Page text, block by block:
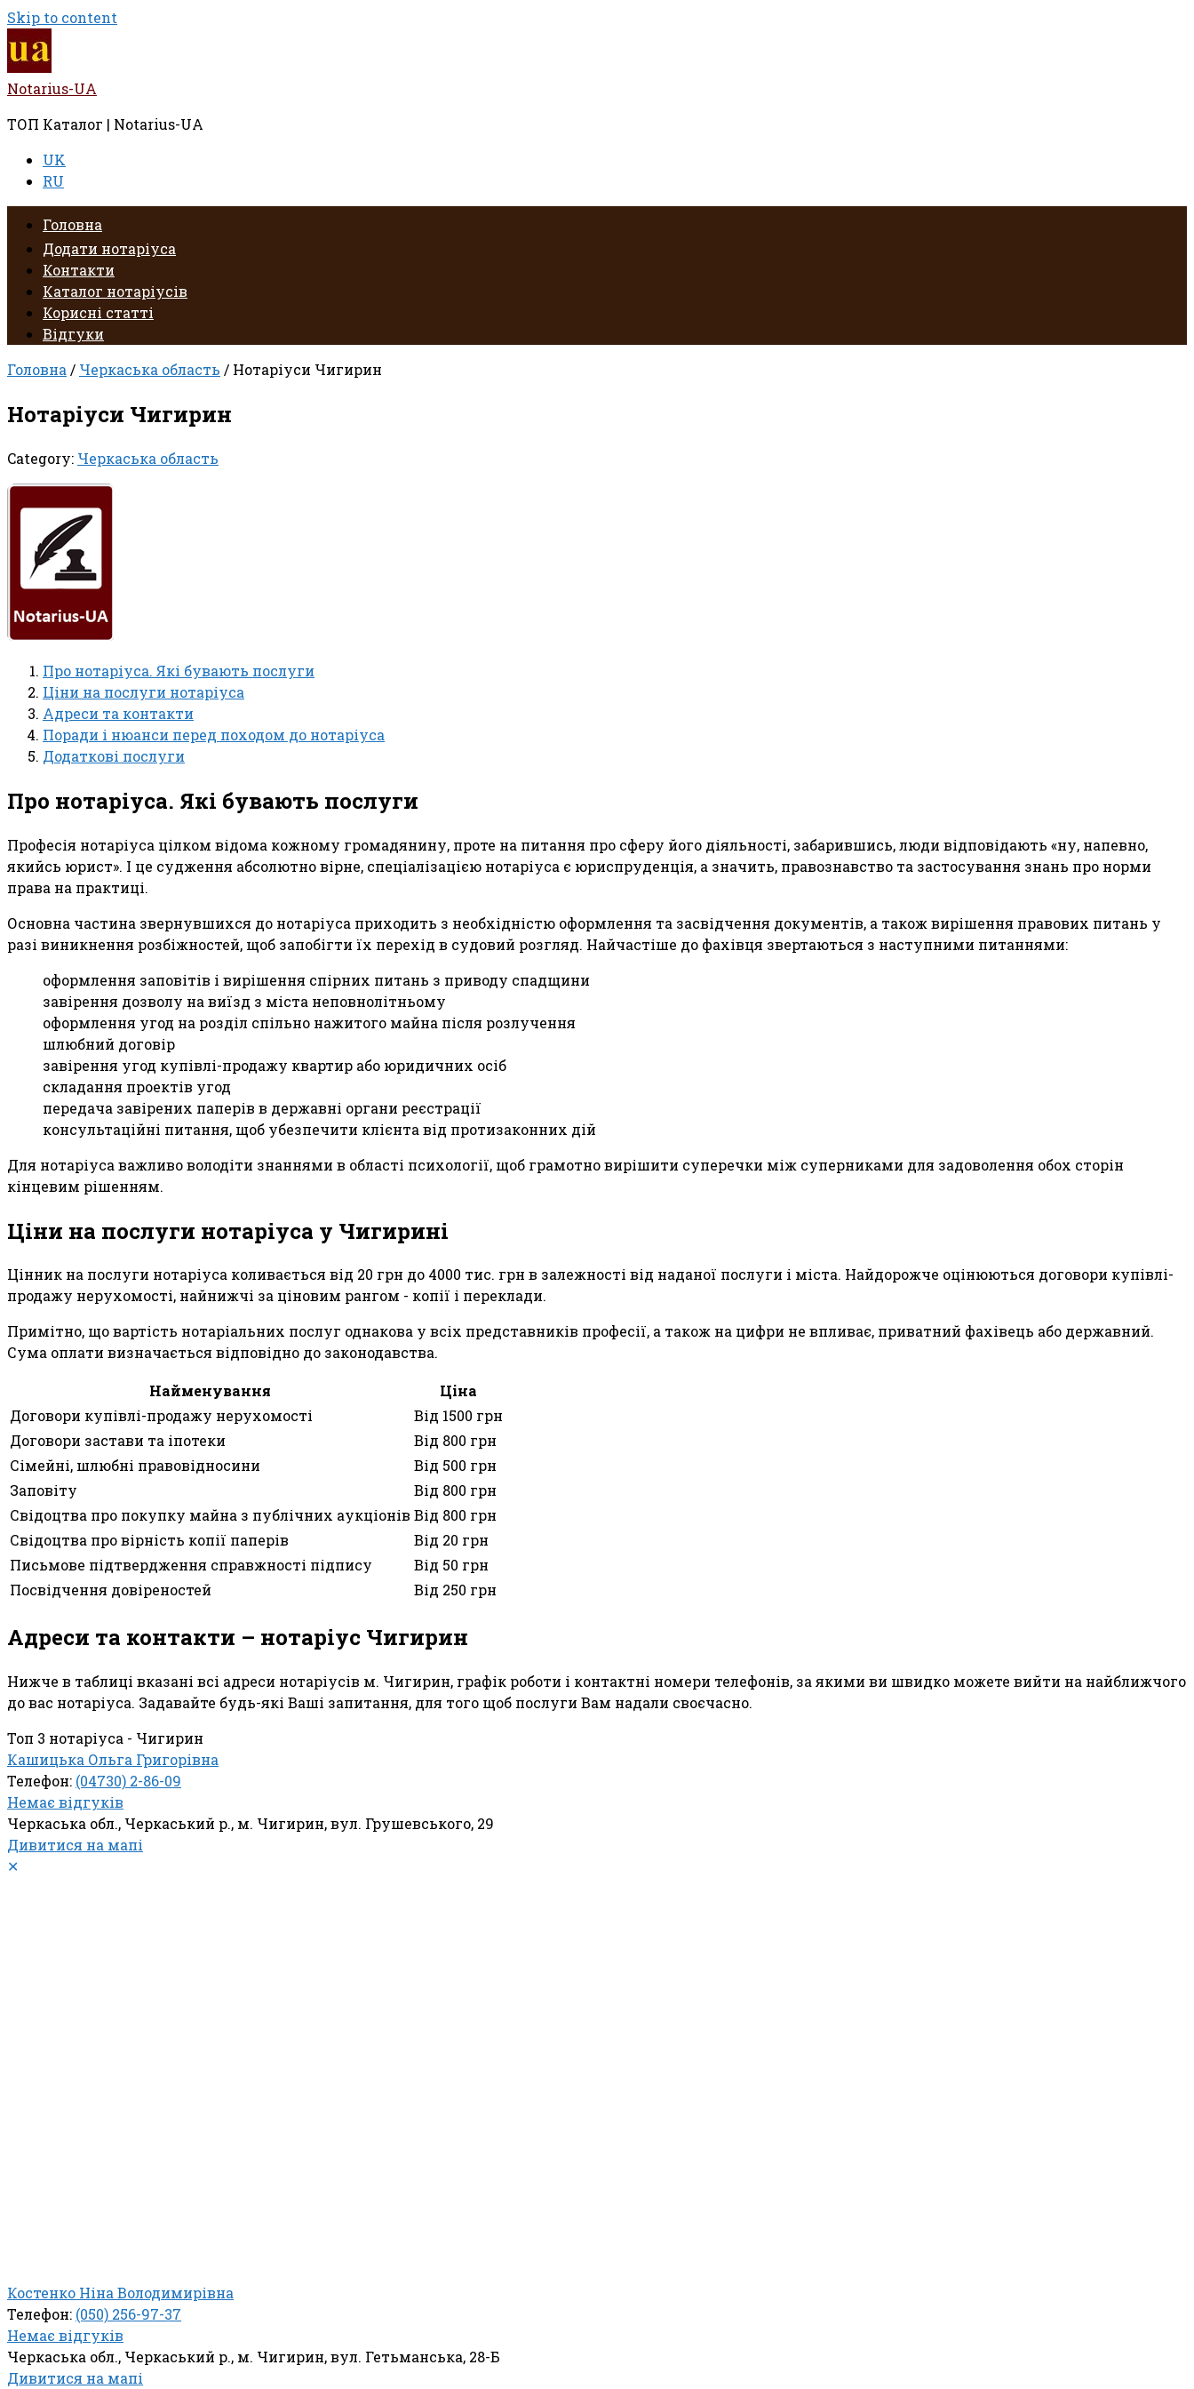
Skip to content
Notarius-UA
ТОП Каталог | Notarius-UA
UK
RU
Головна
Додати нотаріуса
Контакти
Каталог нотаріусів
Корисні статті
Відгуки
Головна / Черкаська область / Нотаріуси Чигирин
Нотаріуси Чигирин
Category: Черкаська область
Про нотаріуса. Які бувають послуги
Ціни на послуги нотаріуса
Адреси та контакти
Поради і нюанси перед походом до нотаріуса
Додаткові послуги
Про нотаріуса. Які бувають послуги
Професія нотаріуса цілком відома кожному громадянину, проте на питання про сферу його діяльності, забарившись, люди відповідають «ну, напевно,
якийсь юрист». І це судження абсолютно вірне, спеціалізацією нотаріуса є юриспруденція, а значить, правознавство та застосування знань про норми
права на практиці.
Основна частина звернувшихся до нотаріуса приходить з необхідністю оформлення та засвідчення документів, а також вирішення правових питань у
разі виникнення розбіжностей, щоб запобігти їх перехід в судовий розгляд. Найчастіше до фахівця звертаються з наступними питаннями:
оформлення заповітів і вирішення спірних питань з приводу спадщини
завірення дозволу на виїзд з міста неповнолітньому
оформлення угод на розділ спільно нажитого майна після розлучення
шлюбний договір
завірення угод купівлі-продажу квартир або юридичних осіб
складання проектів угод
передача завірених паперів в державні органи реєстрації
консультаційні питання, щоб убезпечити клієнта від протизаконних дій
Для нотаріуса важливо володіти знаннями в області психології, щоб грамотно вирішити суперечки між суперниками для задоволення обох сторін
кінцевим рішенням.
Ціни на послуги нотаріуса у Чигирині
Цінник на послуги нотаріуса коливається від 20 грн до 4000 тис. грн в залежності від наданої послуги і міста. Найдорожче оцінюються договори купівлі-
продажу нерухомості, найнижчі за ціновим рангом - копії і переклади.
Примітно, що вартість нотаріальних послуг однакова у всіх представників професії, а також на цифри не впливає, приватний фахівець або державний.
Сума оплати визначається відповідно до законодавства.
Найменування
Ціна
Договори купівлі-продажу нерухомості
Від 1500 грн
Договори застави та іпотеки
Від 800 грн
Сімейні, шлюбні правовідносини
Від 500 грн
Заповіту
Від 800 грн
Свідоцтва про покупку майна з публічних аукціонів Від 800 грн
Свідоцтва про вірність копії паперів
Від 20 грн
Письмове підтвердження справжності підпису
Від 50 грн
Посвідчення довіреностей
Від 250 грн
Адреси та контакти – нотаріус Чигирин
Нижче в таблиці вказані всі адреси нотаріусів м. Чигирин, графік роботи і контактні номери телефонів, за якими ви швидко можете вийти на найближчого
до вас нотаріуса. Задавайте будь-які Ваші запитання, для того щоб послуги Вам надали своєчасно.
Топ 3 нотаріуса - Чигирин
Кашицька Ольга Григорівна
Телефон: (04730) 2-86-09
Немає відгуків
Черкаська обл., Черкаський р., м. Чигирин, вул. Грушевського, 29
Дивитися на мапі
✕
Костенко Ніна Володимирівна
Телефон: (050) 256-97-37
Немає відгуків
Черкаська обл., Черкаський р., м. Чигирин, вул. Гетьманська, 28-Б
Дивитися на мапі